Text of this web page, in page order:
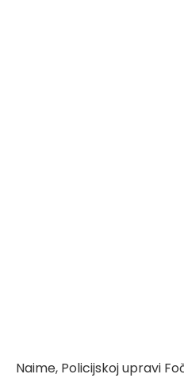
Naime, Policijskoj upravi